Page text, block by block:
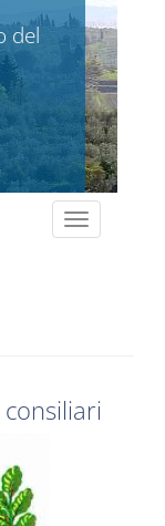
del
Toggle
navigation